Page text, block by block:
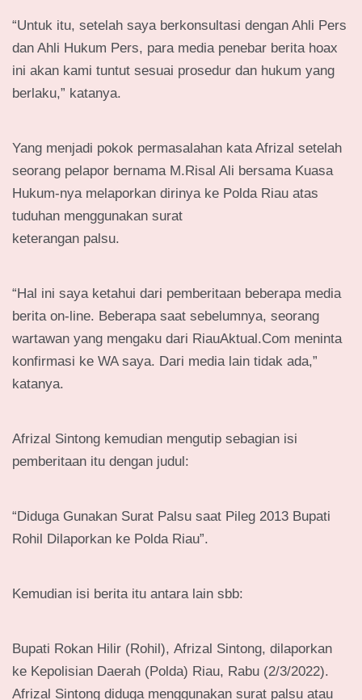
“Untuk itu, setelah saya berkonsultasi dengan Ahli Pers
dan Ahli Hukum Pers, para media penebar berita hoax
ini akan kami tuntut sesuai prosedur dan hukum yang
berlaku,” katanya.
Yang menjadi pokok permasalahan kata Afrizal setelah
seorang pelapor bernama M.Risal Ali bersama Kuasa
Hukum-nya melaporkan dirinya ke Polda Riau atas
tuduhan menggunakan surat
keterangan palsu.
“Hal ini saya ketahui dari pemberitaan beberapa media
berita on-line. Beberapa saat sebelumnya, seorang
wartawan yang mengaku dari RiauAktual.Com meninta
konfirmasi ke WA saya. Dari media lain tidak ada,”
katanya.
Afrizal Sintong kemudian mengutip sebagian isi
pemberitaan itu dengan judul:
“Diduga Gunakan Surat Palsu saat Pileg 2013 Bupati
Rohil Dilaporkan ke Polda Riau”.
Kemudian isi berita itu antara lain sbb:
Bupati Rokan Hilir (Rohil), Afrizal Sintong, dilaporkan
ke Kepolisian Daerah (Polda) Riau, Rabu (2/3/2022).
Afrizal Sintong diduga menggunakan surat palsu atau